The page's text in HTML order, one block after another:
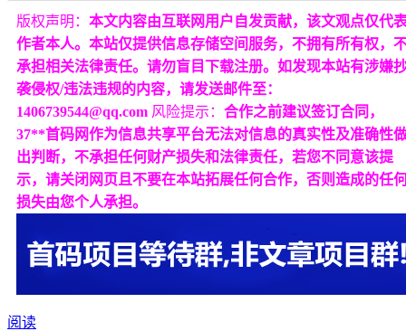
版权声明： 本文内容由互联网用户自发贡献，该文观点仅代
作者本人。本站仅提供信息存储空间服务，不拥有所有权，
承担相关法律责任。请勿盲目下载注册。如发现本站有涉嫌
袭侵权/违法违规的内容，请发送邮件至：
1406739544@qq.com 风险提示： 合作之前建议签订合同，
37**首码网作为信息共享平台无法对信息的真实性及准确性
出判断，不承担任何财产损失和法律责任，若您不同意该提
示，请关闭网页且不要在本站拓展任何合作，否则造成的任
损失由您个人承担。
阅读